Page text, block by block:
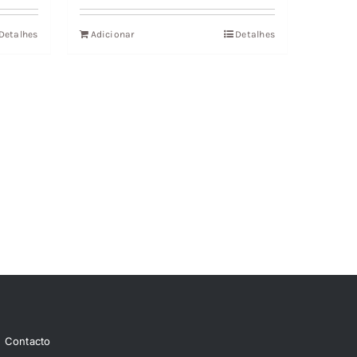
Detalhes Adicionar Detalhes
Contacto